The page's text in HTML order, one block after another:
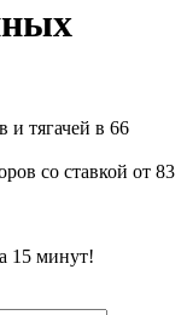
и тягачей в 66
со ставкой от 83
15 минут!